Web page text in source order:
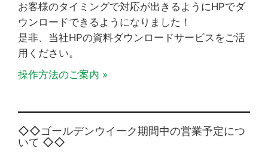
お客様のタイミングで対応が出きるようにHPでダ
ウンロードできるようになりました！
是非、当社HPの資料ダウンロードサービスをご活
用ください。
操作方法のご案内 »
◇◇ゴールデンウイーク期間中の営業予定につ
いて ◇◇